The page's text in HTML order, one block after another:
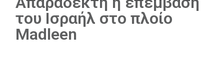
του Ισραήλ στο πλοίο
Madleen